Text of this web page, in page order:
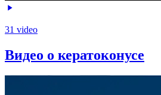
31 video
Видео о кератоконусе